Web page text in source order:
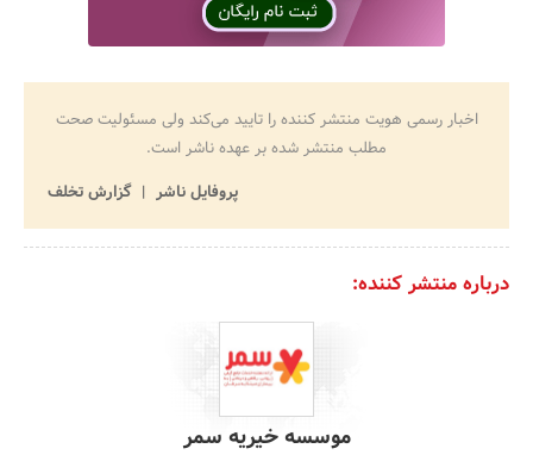
اخبار رسمی هویت منتشر کننده را تایید می‌کند ولی مسئولیت صحت
مطلب منتشر شده بر عهده ناشر است.
پروفایل ناشر
گزارش تخلف
درباره منتشر کننده:
موسسه خیریه سمر